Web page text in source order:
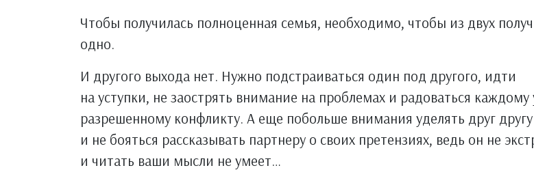
Чтобы получилась полноценная семья, необходимо, чтобы из двух
одно.
И другого выхода нет. Нужно подстраиваться один под другого, идти
на уступки, не заострять внимание на проблемах и радоваться каждому
разрешенному конфликту. А еще побольше внимания уделять друг другу
и не бояться рассказывать партнеру о своих претензиях, ведь он не
и читать ваши мысли не умеет…